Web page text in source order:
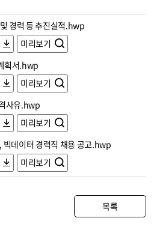
경력 등 추진실적.hwp
미리보기
획서.hwp
미리보기
사유.hwp
미리보기
빅데이터 경력직 채용 공고.hwp
미리보기
목록